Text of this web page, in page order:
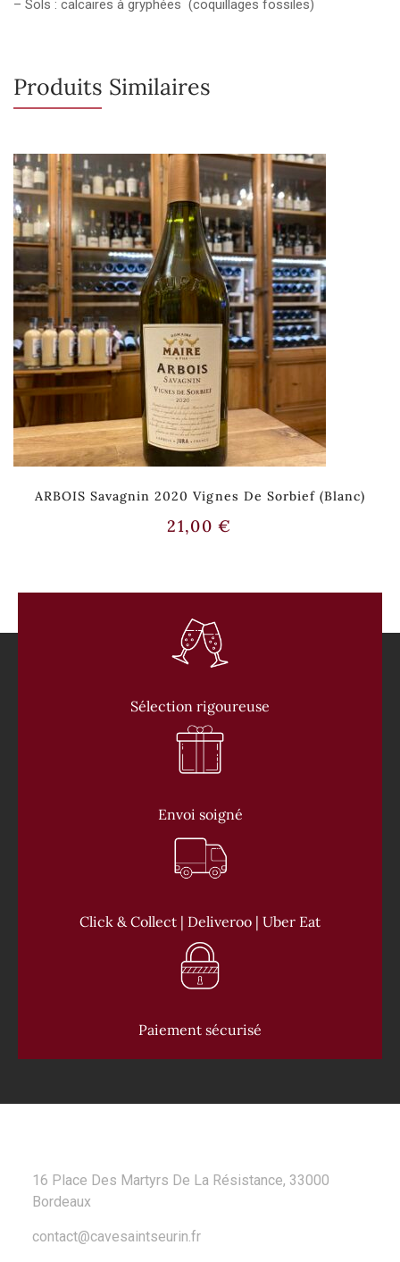
– Sols : calcaires à gryphées (coquillages fossiles)
Produits Similaires
Rupture de stock
ARBOIS Savagnin 2020 Vignes De Sorbief (Blanc)
21,00€
Sélection rigoureuse
Envoi soigné
Click & Collect | Deliveroo | Uber Eat
Paiement sécurisé
16 Place Des Martyrs De La Résistance, 33000
Bordeaux
contact@cavesaintseurin.fr